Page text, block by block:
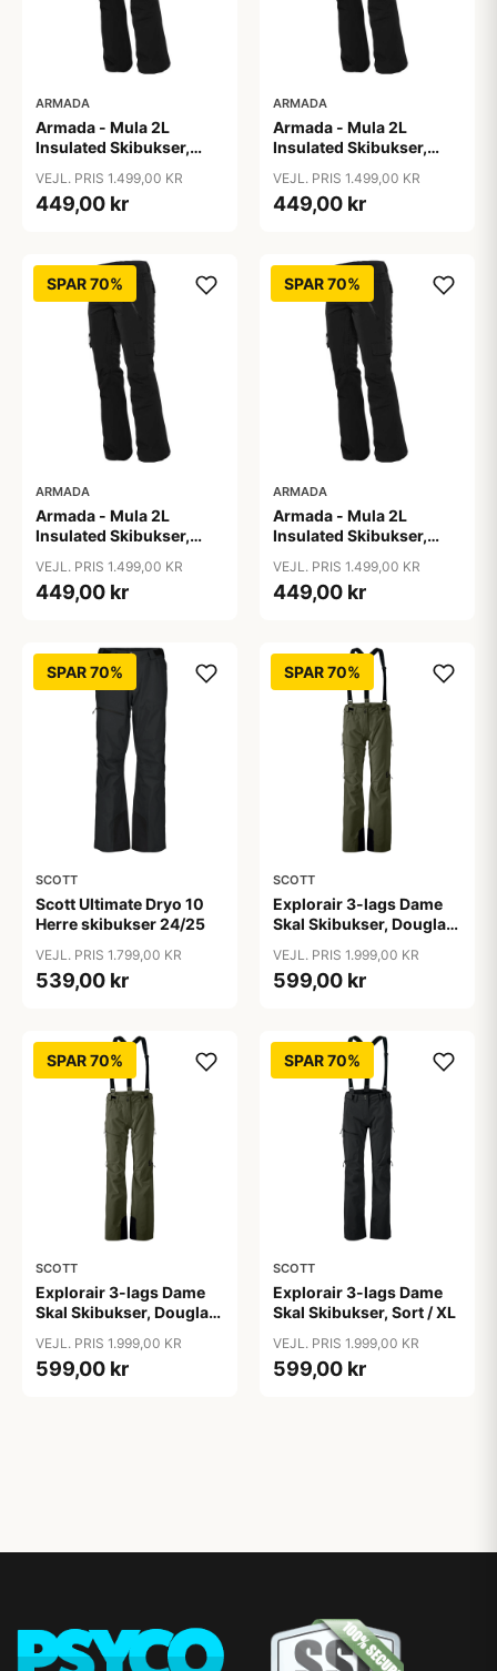
ARMADA
Armada - Mula 2L
Insulated Skibukser,
VEJL. PRIS 1.499,00 KR
449,00 kr
ARMADA
Armada - Mula 2L
Insulated Skibukser,
VEJL. PRIS 1.499,00 KR
449,00 kr
SPAR 70%
ARMADA
Armada - Mula 2L
Insulated Skibukser,
VEJL. PRIS 1.499,00 KR
449,00 kr
SPAR 70%
ARMADA
Armada - Mula 2L
Insulated Skibukser,
VEJL. PRIS 1.499,00 KR
449,00 kr
SPAR 70%
SCOTT
Scott Ultimate Dryo 10
Herre skibukser 24/25
VEJL. PRIS 1.799,00 KR
539,00 kr
SPAR 70%
SCOTT
Explorair 3-lags Dame
Skal Skibukser, Douglas
VEJL. PRIS 1.999,00 KR
599,00 kr
SPAR 70%
SCOTT
Explorair 3-lags Dame
Skal Skibukser, Douglas
VEJL. PRIS 1.999,00 KR
599,00 kr
SPAR 70%
SCOTT
Explorair 3-lags Dame
Skal Skibukser, Sort / XL
VEJL. PRIS 1.999,00 KR
599,00 kr